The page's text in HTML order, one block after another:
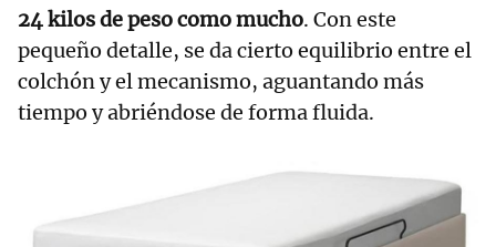
24 kilos de peso como mucho. Con este
pequeño detalle, se da cierto equilibrio entre el
colchón y el mecanismo, aguantando más
tiempo y abriéndose de forma fluida.